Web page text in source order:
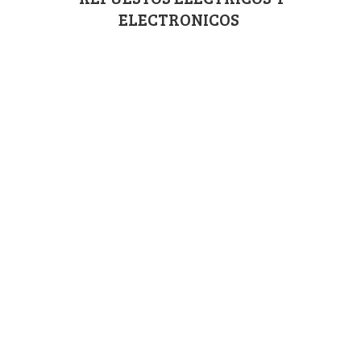
ELECTRONICOS